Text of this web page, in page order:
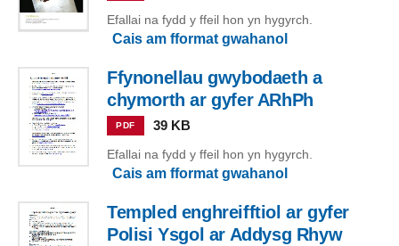
Efallai na fydd y ffeil hon yn hygyrch.
Cais am fformat gwahanol
Ffynonellau gwybodaeth a
chymorth ar gyfer ARhPh
PDF 39 KB
Efallai na fydd y ffeil hon yn hygyrch.
Cais am fformat gwahanol
Templed enghreifftiol ar gyfer
Polisi Ysgol ar Addysg Rhyw